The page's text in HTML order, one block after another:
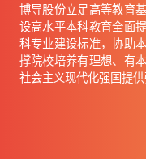
博导股份立足高等教育
设高水平本科教育全面
科专业建设标准，协助
撑院校培养有理想、有
社会主义现代化强国提